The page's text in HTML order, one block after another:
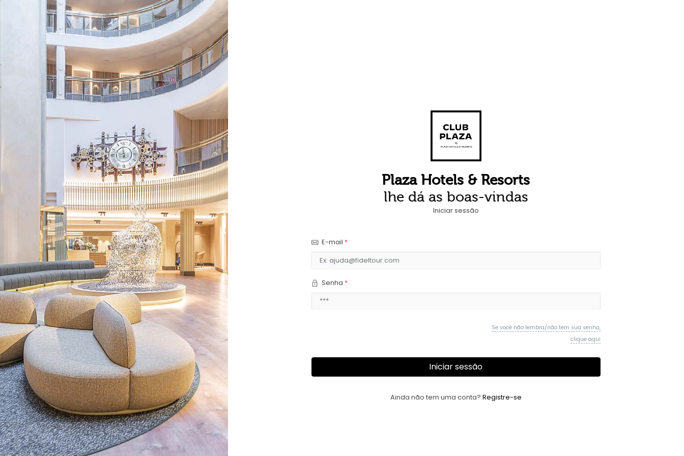
Plaza Hotels & Resorts
lhe dá as boas-vindas
Iniciar sessão
E-mail *
Senha *
Se você não lembra/não tem sua senha,
clique aqui
Iniciar sessão
Ainda não tem uma conta? Registre-se